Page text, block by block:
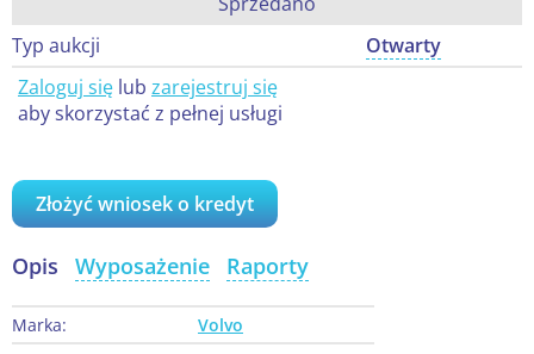
Typ aukcji
Otwarty
Zaloguj się lub zarejestruj się
aby skorzystać z pełnej usługi
Złożyć wniosek o kredyt
Opis Wyposażenie Raporty
Marka:
Volvo